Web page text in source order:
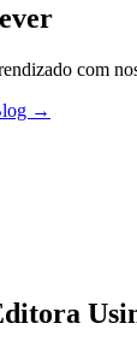
com
→